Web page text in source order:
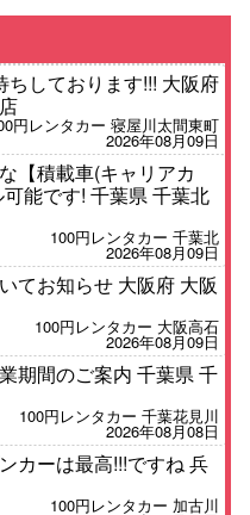
ちしております!!! 大阪府
円レンタカー 寝屋川太間東町
2026年08月09日
【積載車(キャリアカ
能です! 千葉県 千葉北
100円レンタカー 千葉北
2026年08月09日
てお知らせ 大阪府 大阪
100円レンタカー 大阪高石
2026年08月09日
期間のご案内 千葉県 千
100円レンタカー 千葉花見川
2026年08月08日
カーは最高!!!ですね 兵
100円レンタカー 加古川